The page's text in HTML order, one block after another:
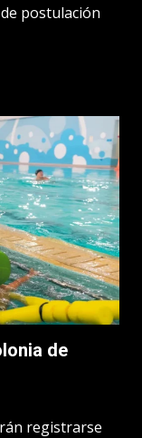
postulación
de
registrarse